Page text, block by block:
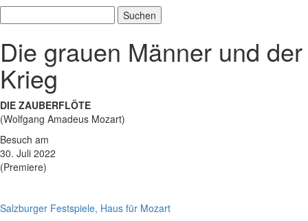
nach:
Die grauen Männer und der
Krieg
DIE ZAUBERFLÖTE
(Wolfgang Amadeus Mozart)
Besuch am
30. Juli 2022
(Premiere)
Salzburger Festspiele, Haus für Mozart